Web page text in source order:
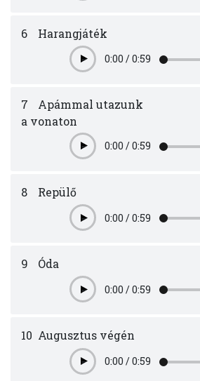
6 Harangjáték
Play0:00 /0:59
7
Apámmal utazunk
a vonaton
Play0:00 /0:59
8 Repülő
Play0:00 /0:59
9 Óda
Play0:00 /0:59
10 Augusztus végén
Play0:00 /0:59